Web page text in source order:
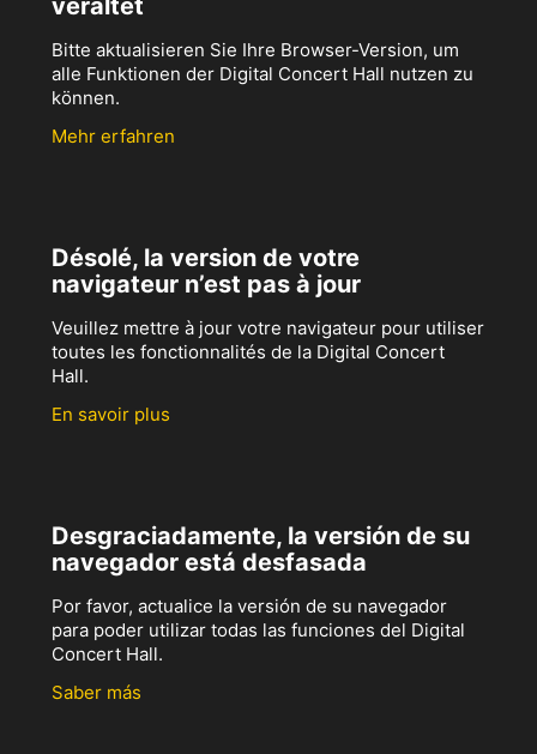
veraltet
Bitte aktualisieren Sie Ihre Browser-Version, um
alle Funktionen der Digital Concert Hall nutzen zu
können.
Mehr erfahren
Désolé, la version de votre
navigateur n’est pas à jour
Veuillez mettre à jour votre navigateur pour utiliser
toutes les fonctionnalités de la Digital Concert
Hall.
En savoir plus
Desgraciadamente, la versión de su
navegador está desfasada
Por favor, actualice la versión de su navegador
para poder utilizar todas las funciones del Digital
Concert Hall.
Saber más